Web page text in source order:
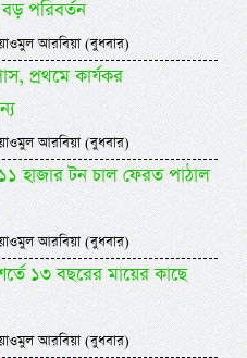
পরিবর্তন
আরবিয়া (বুধবার)
প্রথমে কার্যকর
আরবিয়া (বুধবার)
হাজার টন চাল ফেরত পাঠাল
আরবিয়া (বুধবার)
১৩ বছরের মায়ের কাছে
আরবিয়া (বুধবার)